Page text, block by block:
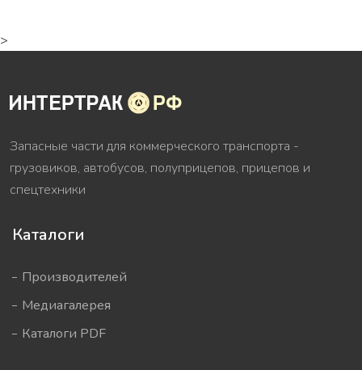
>
Запасные части для коммерческого транспорта -
грузовиков, автобусов, полуприцепов, прицепов и
спецтехники
Каталоги
Производителей
Медиагалерея
Каталоги PDF